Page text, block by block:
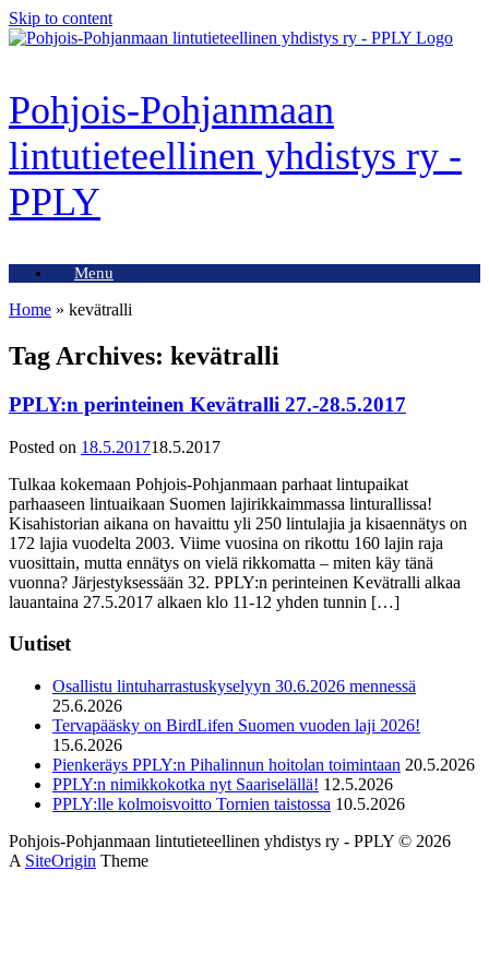
Skip to content
Pohjois-Pohjanmaan
lintutieteellinen yhdistys ry -
PPLY
Menu
Home » kevätralli
Tag Archives: kevätralli
PPLY:n perinteinen Kevätralli 27.-28.5.2017
Posted on 18.5.201718.5.2017
Tulkaa kokemaan Pohjois-Pohjanmaan parhaat lintupaikat
parhaaseen lintuaikaan Suomen lajirikkaimmassa linturallissa!
Kisahistorian aikana on havaittu yli 250 lintulajia ja kisaennätys on
172 lajia vuodelta 2003. Viime vuosina on rikottu 160 lajin raja
vuosittain, mutta ennätys on vielä rikkomatta – miten käy tänä
vuonna? Järjestyksessään 32. PPLY:n perinteinen Kevätralli alkaa
lauantaina 27.5.2017 alkaen klo 11-12 yhden tunnin […]
Uutiset
Osallistu lintuharrastuskyselyyn 30.6.2026 mennessä
25.6.2026
Tervapääsky on BirdLifen Suomen vuoden laji 2026!
15.6.2026
Pienkeräys PPLY:n Pihalinnun hoitolan toimintaan 20.5.2026
PPLY:n nimikkokotka nyt Saariselällä! 12.5.2026
PPLY:lle kolmoisvoitto Tornien taistossa 10.5.2026
Pohjois-Pohjanmaan lintutieteellinen yhdistys ry - PPLY © 2026
A SiteOrigin Theme